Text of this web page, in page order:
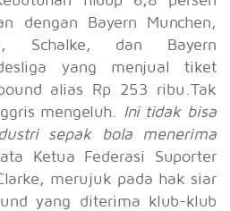
dengan Bayern Munchen,
Schalke, dan Bayern
yang menjual tiket
alias Rp 253 ribu.Tak
mengeluh. Ini tidak bisa
sepak bola menerima
Ketua Federasi Suporter
merujuk pada hak siar
yang diterima klub-klub